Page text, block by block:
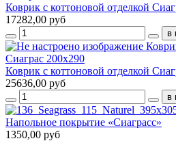
Коврик с коттоновой отделкой
17282,00 руб
Коврик с коттоновой отделкой
25636,00 руб
Напольное покрытие «Сиаграсс»
1350,00 руб